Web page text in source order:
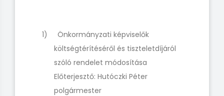
1) Önkormányzati képviselők
költségtérítéséről és tiszteletdíjáról
szóló rendelet módosítása
Előterjesztő: Hutóczki Péter
polgármester